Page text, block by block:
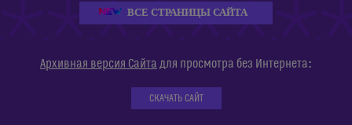
ВСЕ СТРАНИЦЫ САЙТА
Архивная версия Сайта для просмотра без Интернета:
СКАЧАТЬ САЙТ